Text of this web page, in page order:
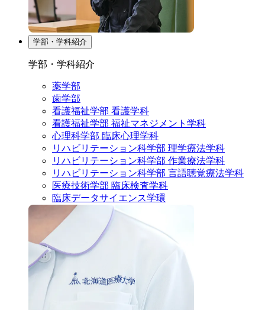
学部・学科紹介
学部・学科紹介
薬学部
歯学部
看護福祉学部 看護学科
看護福祉学部 福祉マネジメント学科
心理科学部 臨床心理学科
リハビリテーション科学部 理学療法学科
リハビリテーション科学部 作業療法学科
リハビリテーション科学部 言語聴覚療法学科
医療技術学部 臨床検査学科
臨床データサイエンス学環